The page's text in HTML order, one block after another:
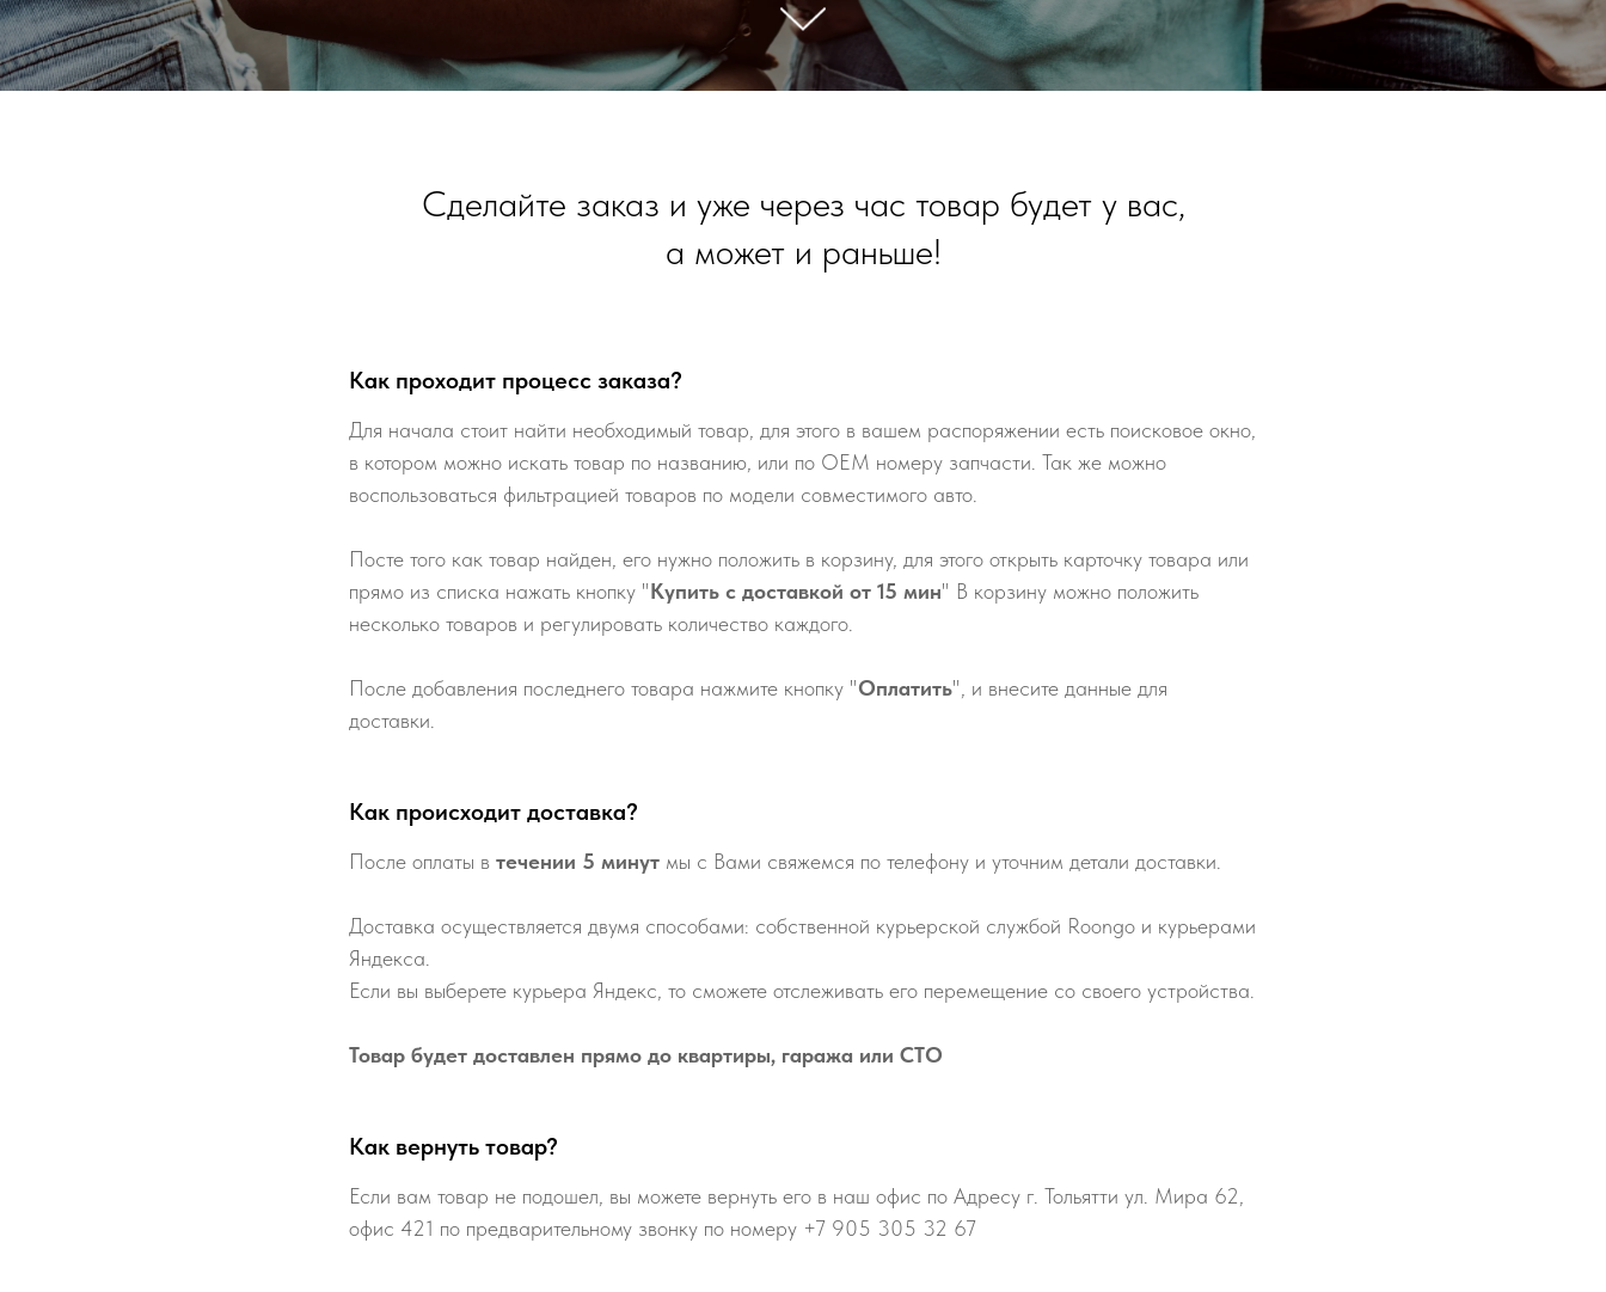
Сделайте заказ и уже через час товар будет у вас,
а может и раньше!
Как проходит процесс заказа?
Для начала стоит найти необходимый товар, для этого в вашем распоряжении есть поисковое окно,
в котором можно искать товар по названию, или по ОЕМ номеру запчасти. Так же можно
воспользоваться фильтрацией товаров по модели совместимого авто.
Посте того как товар найден, его нужно положить в корзину, для этого открыть карточку товара или
прямо из списка нажать кнопку "Купить с доставкой от 15 мин" В корзину можно положить
несколько товаров и регулировать количество каждого.
После добавления последнего товара нажмите кнопку "Оплатить", и внесите данные для
доставки.
Как происходит доставка?
После оплаты в течении 5 минут мы с Вами свяжемся по телефону и уточним детали доставки.
Доставка осуществляется двумя способами: собственной курьерской службой Roongo и курьерами
Яндекса.
Если вы выберете курьера Яндекс, то сможете отслеживать его перемещение со своего устройства.
Товар будет доставлен прямо до квартиры, гаража или СТО
Как вернуть товар?
Если вам товар не подошел, вы можете вернуть его в наш офис по Адресу г. Тольятти ул. Мира 62,
офис 421 по предварительному звонку по номеру +7 905 305 32 67